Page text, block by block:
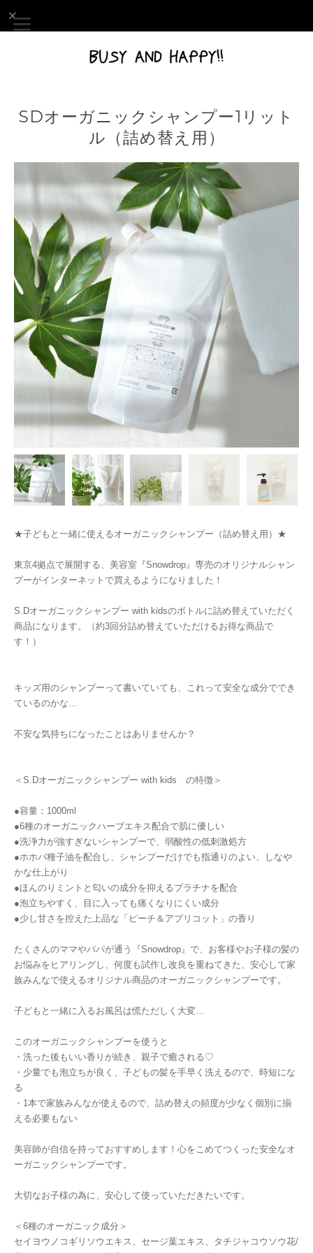
SDオーガニックシャンプー1リット
ル（詰め替え用）
★子どもと一緒に使えるオーガニックシャンプー（詰め替え用）★
東京4拠点で展開する、美容室『Snowdrop』専売のオリジナルシャン
プーがインターネットで買えるようになりました！
S.Dオーガニックシャンプー with kidsのボトルに詰め替えていただく
商品になります。（約3回分詰め替えていただけるお得な商品で
す！）
キッズ用のシャンプーって書いていても、これって安全な成分ででき
ているのかな…
不安な気持ちになったことはありませんか？
＜S.Dオーガニックシャンプー with kids の特徴＞
●容量：1000ml
●6種のオーガニックハーブエキス配合で肌に優しい
●洗浄力が強すぎないシャンプーで、弱酸性の低刺激処方
●ホホバ種子油を配合し、シャンプーだけでも指通りのよい、しなや
かな仕上がり
●ほんのりミントと匂いの成分を抑えるプラチナを配合
●泡立ちやすく、目に入っても痛くなりにくい成分
●少し甘さを控えた上品な「ピーチ＆アプリコット」の香り
たくさんのママやパパが通う『Snowdrop』で、お客様やお子様の髪の
お悩みをヒアリングし、何度も試作し改良を重ねてきた、安心して家
族みんなで使えるオリジナル商品のオーガニックシャンプーです。
子どもと一緒に入るお風呂は慌ただしく大変…
このオーガニックシャンプーを使うと
・洗った後もいい香りが続き、親子で癒される♡
・少量でも泡立ちが良く、子どもの髪を手早く洗えるので、時短にな
る
・1本で家族みんなが使えるので、詰め替えの頻度が少なく個別に揃
える必要もない
美容師が自信を持っておすすめします！心をこめてつくった安全なオ
ーガニックシャンプーです。
大切なお子様の為に、安心して使っていただきたいです。
＜6種のオーガニック成分＞
セイヨウノコギリソウエキス、セージ葉エキス、タチジャコウソウ花/